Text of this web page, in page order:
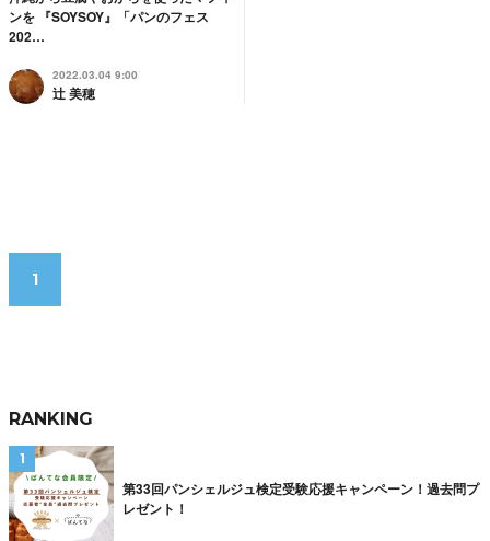
ンを 『SOYSOY』「パンのフェス
202…
2022.03.04 9:00
辻 美穂
1
RANKING
第33回パンシェルジュ検定受験応援キャンペーン！過去問プ
レゼント！